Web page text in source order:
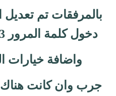
بالمرفقات تم
دخول كلمة المرور 123 ثم انتر او دخول
واضافة خيارات
جرب وان كانت هناك